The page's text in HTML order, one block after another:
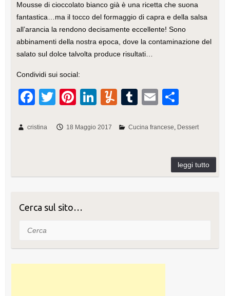
Mousse di cioccolato bianco già è una ricetta che suona
fantastica…ma il tocco del formaggio di capra e della salsa
all’arancia la rendono decisamente eccellente! Sono
abbinamenti della nostra epoca, dove la contaminazione del
salato sul dolce talvolta produce risultati…
Condividi sui social:
F
c
o
k
T
tt
Pi
er
Li
k
n
Y
m
T
m
E
ail n
vi
di
cristina 18 Maggio 2017 Cucina francese Dessert
Cerca sul sito…
Cerca